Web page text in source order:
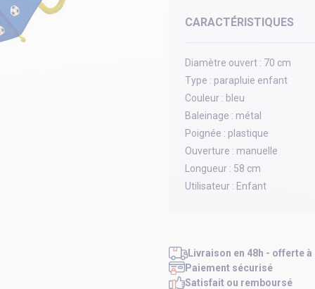
CARACTÉRISTIQUES
Diamètre ouvert : 70 cm
Type : parapluie enfant
Couleur : bleu
Baleinage : métal
Poignée : plastique
Ouverture : manuelle
Longueur : 58 cm
Utilisateur : Enfant
Livraison en 48h - offerte à
Paiement sécurisé
Satisfait ou remboursé